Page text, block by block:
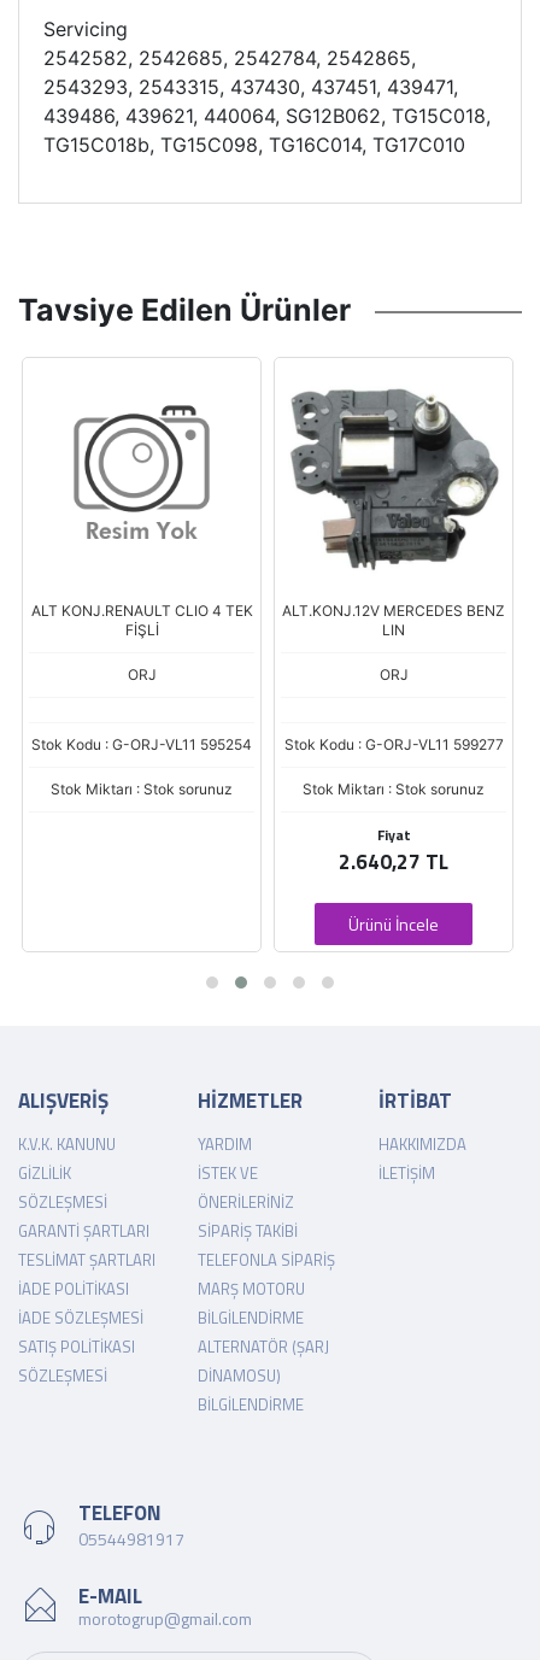
Servicing
2542582, 2542685, 2542784, 2542865,
2543293, 2543315, 437430, 437451, 439471,
439486, 439621, 440064, SG12B062, TG15C018,
TG15C018b, TG15C098, TG16C014, TG17C010
Tavsiye Edilen Ürünler
ALT KONJ.RENAULT CLIO 4 TEK
FİŞLİ
ORJ
Stok Kodu : G-ORJ-VL11 595254
Stok Miktarı : Stok sorunuz
ALT.KONJ.12V MERCEDES BENZ
LIN
ORJ
Stok Kodu : G-ORJ-VL11 599277
Stok Miktarı : Stok sorunuz
Fiyat
2.640,27 TL
Ürünü İncele
ALIŞVERİŞ
K.V.K. KANUNU
GIZLILIK
SÖZLEŞMESI
GARANTI ŞARTLARI
TESLIMAT ŞARTLARI
İADE POLITIKASI
İADE SÖZLEŞMESI
SATIŞ POLITIKASI
SÖZLEŞMESI
HİZMETLER
YARDIM
İSTEK VE
ÖNERILERINIZ
SIPARIŞ TAKIBI
TELEFONLA SIPARIŞ
MARŞ MOTORU
BILGILENDIRME
ALTERNATÖR (ŞARJ
DINAMOSU)
BILGILENDIRME
İRTİBAT
HAKKIMIZDA
İLETIŞIM
TELEFON
05544981917
E-MAIL
morotogrup@gmail.com